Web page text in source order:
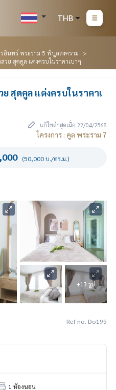
THB
นทร์ พระราม 5 พิบูลสงคราม
วย สุดคูล แต่งครบในราคาเบาๆ
สุดคูล แต่งครบในราคาเ
แก้ไขล่าสุดเมื่อ 22/04/2568
โครงการ : คูล พระราม 7
(50,000 บ./ตร.ม.)
+13 รูป
Ref no. Do195
1 ห้องนอน